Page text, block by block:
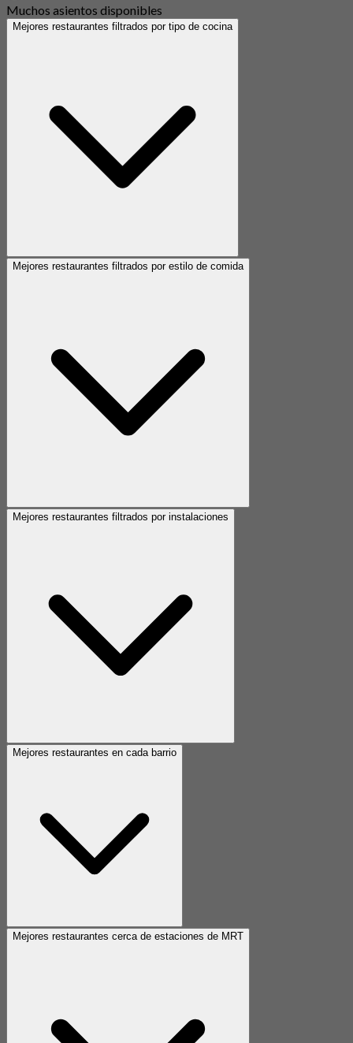
Muchos asientos disponibles
Mejores restaurantes filtrados por tipo de cocina
Mejores restaurantes filtrados por estilo de comida
Mejores restaurantes filtrados por instalaciones
Mejores restaurantes en cada barrio
Mejores restaurantes cerca de estaciones de MRT